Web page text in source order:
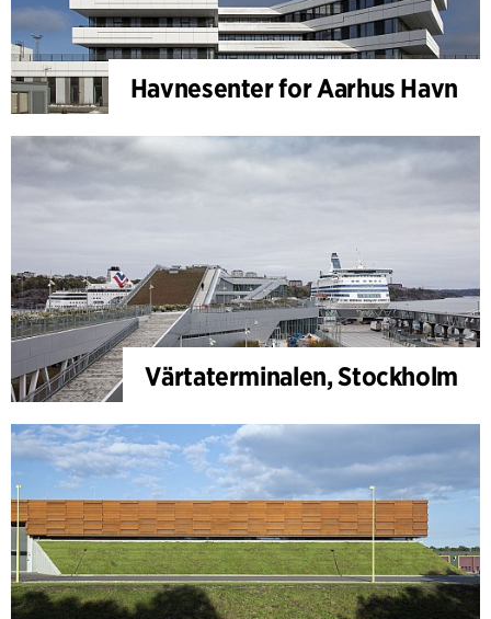
Havnesenter for Aarhus Havn
Värtaterminalen, Stockholm